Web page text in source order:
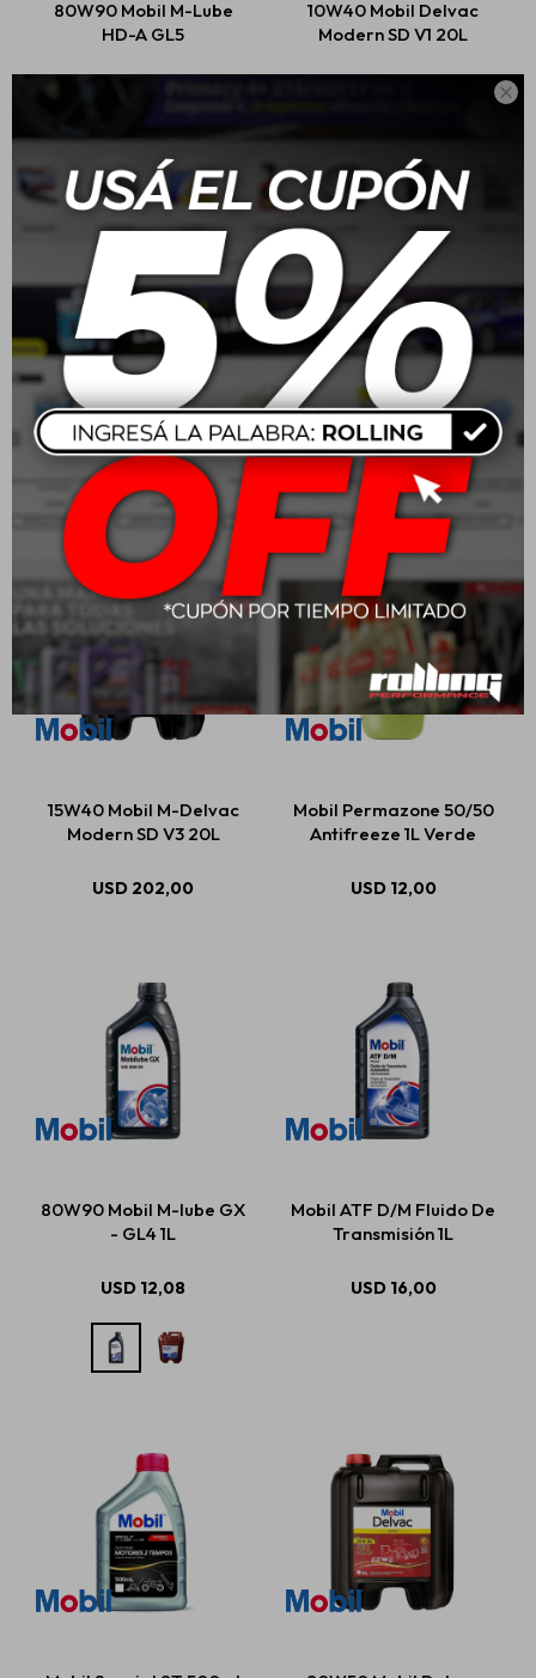

80W90 Mobil M-Lube
HD-A GL5
10W40 Mobil Delvac
Modern SD V1 20L
Mobil Liquido De Freno
Moto Brake Fluid 200cc
$302
20W50 Mobil Super 4L
USD 54,00
15W40 Mobil M-Delvac
Modern SD V3 20L
USD 202,00
Mobil Permazone 50/50
Antifreeze 1L Verde
USD 12,00
80W90 Mobil M-lube GX
- GL4 1L
USD 12,08
Mobil ATF D/M Fluido De
Transmisión 1L
USD 16,00